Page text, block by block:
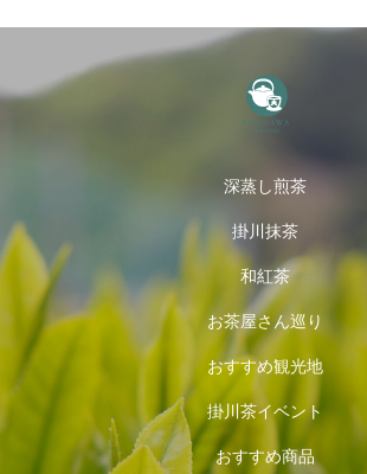
深蒸し煎茶
掛川抹茶
和紅茶
お茶屋さん巡り
おすすめ観光地
掛川茶イベント
おすすめ商品